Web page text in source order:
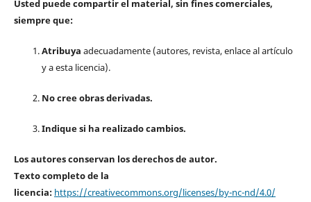
Usted puede compartir el material, sin fines comerciales,
siempre que:
Atribuya adecuadamente (autores, revista, enlace al artículo
y a esta licencia).
No cree obras derivadas.
Indique si ha realizado cambios.
Los autores conservan los derechos de autor.
Texto completo de la
licencia: https://creativecommons.org/licenses/by-nc-nd/4.0/